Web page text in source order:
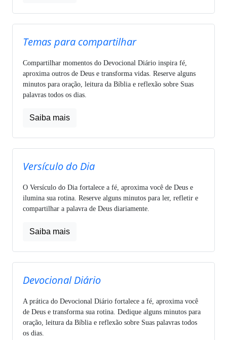
Temas para compartilhar
Compartilhar momentos do Devocional Diário inspira fé,
aproxima outros de Deus e transforma vidas. Reserve alguns
minutos para oração, leitura da Bíblia e reflexão sobre Suas
palavras todos os dias.
Saiba mais
Versículo do Dia
O Versículo do Dia fortalece a fé, aproxima você de Deus e
ilumina sua rotina. Reserve alguns minutos para ler, refletir e
compartilhar a palavra de Deus diariamente.
Saiba mais
Devocional Diário
A prática do Devocional Diário fortalece a fé, aproxima você
de Deus e transforma sua rotina. Dedique alguns minutos para
oração, leitura da Bíblia e reflexão sobre Suas palavras todos
os dias.